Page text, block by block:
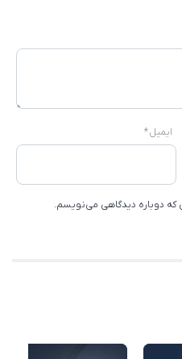
ایمیل*
که دوباره دیدگاهی می‌نویسم.